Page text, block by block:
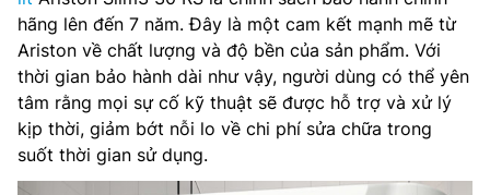
hãng lên đến 7 năm. Đây là một cam kết mạnh mẽ từ
Ariston về chất lượng và độ bền của sản phẩm. Với
thời gian bảo hành dài như vậy, người dùng có thể yên
tâm rằng mọi sự cố kỹ thuật sẽ được hỗ trợ và xử lý
kịp thời, giảm bớt nỗi lo về chi phí sửa chữa trong
suốt thời gian sử dụng.